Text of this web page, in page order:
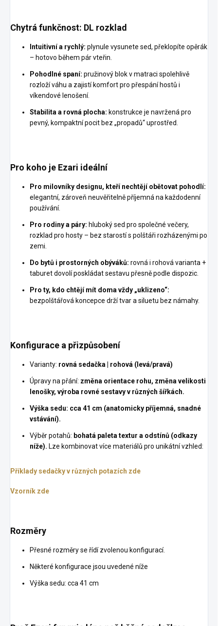
Chytrá funkčnost: DL rozklad
Intuitivní a rychlý: plynule vysunete sed, překlopíte opěrák
– hotovo během pár vteřin.
Pohodlné spaní: pružinový blok v matraci spolehlivě
rozloží váhu a zajistí komfort pro přespání hostů i
víkendové lenošení.
Stabilita a rovná plocha: konstrukce je navržená pro
pevný, kompaktní pocit bez „propadů“ uprostřed.
Pro koho je Ezari ideální
Pro milovníky designu, kteří nechtějí obětovat pohodlí:
elegantní, zároveň neuvěřitelně příjemná na každodenní
používání.
Pro rodiny a páry: hluboký sed pro společné večery,
rozklad pro hosty – bez starostí s polštáři rozházenými po
zemi.
Do bytů i prostorných obýváků: rovná i rohová varianta +
taburet dovolí poskládat sestavu přesně podle dispozic.
Pro ty, kdo chtějí mít doma vždy „uklizeno“:
bezpolštářová koncepce drží tvar a siluetu bez námahy.
Konfigurace a přizpůsobení
Varianty: rovná sedačka | rohová (levá/pravá)
Úpravy na přání: změna orientace rohu, změna velikosti
lenošky, výroba rovné sestavy v různých šířkách.
Výška sedu: cca 41 cm (anatomicky příjemná, snadné
vstávání).
Výběr potahů: bohatá paleta textur a odstínů (odkazy
níže). Lze kombinovat více materiálů pro unikátní vzhled:
Příklady sedačky v různých potazích zde
Vzorník zde
Rozměry
Přesné rozměry se řídí zvolenou konfigurací.
Některé konfigurace jsou uvedené níže
Výška sedu: cca 41 cm